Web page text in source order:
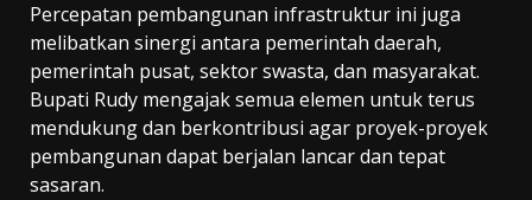
Percepatan pembangunan infrastruktur ini juga
melibatkan sinergi antara pemerintah daerah,
pemerintah pusat, sektor swasta, dan masyarakat.
Bupati Rudy mengajak semua elemen untuk terus
mendukung dan berkontribusi agar proyek-proyek
pembangunan dapat berjalan lancar dan tepat
sasaran.